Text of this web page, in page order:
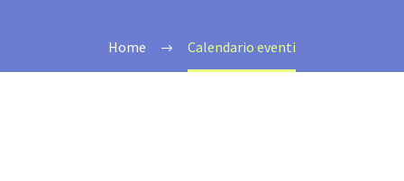
Home Calendario eventi